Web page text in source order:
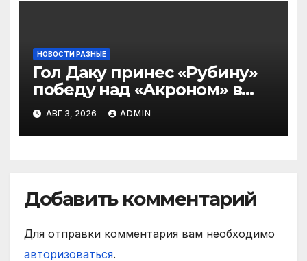
НОВОСТИ РАЗНЫЕ
Гол Даку принес «Рубину»
победу над «Акроном» в
матче РПЛ
АВГ 3, 2026 ADMIN
Добавить комментарий
Для отправки комментария вам необходимо
авторизоваться.